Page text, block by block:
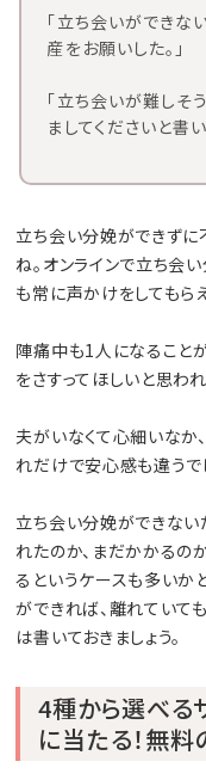
「立ち会いができな
産をお願いした。」
「立ち会いが難しそ
ましてくださいと書い
立ち会い分娩ができずに
ね。オンラインで立ち会
も常に声かけをしてもら
陣痛中も1人になること
をさすってほしいと思わ
夫がいなくて心細いなか
れだけで安心感も違うで
立ち会い分娩ができない
れたのか、まだかかるの
るというケースも多いか
ができれば、離れていて
は書いておきましょう。
4種から選べる
に当たる！無